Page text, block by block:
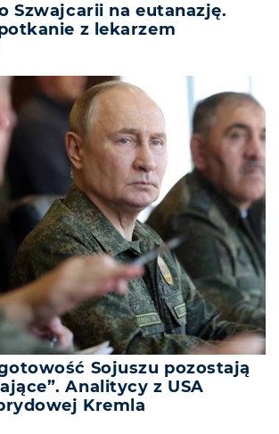
Szwajcarii na eutanazję.
z lekarzem
Sojuszu pozostają
Analitycy z USA
Kremla